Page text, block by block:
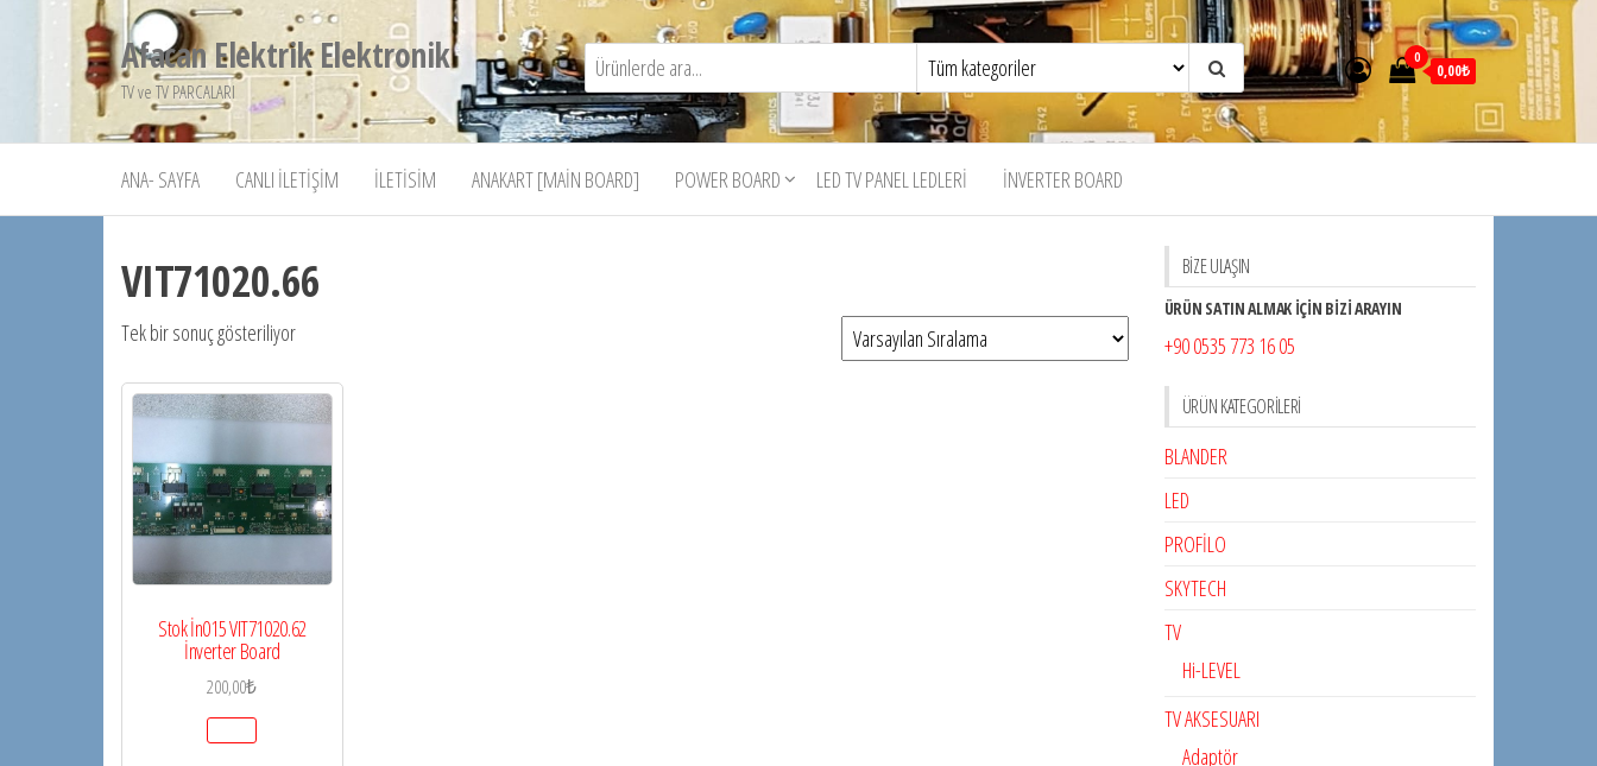
Afacan Elektrik Elektronik
TV ve TV PARCALARI
0
0,00₺
ANA- SAYFA CANLI İLETIŞIM İLETISIM ANAKART [MAIN BOARD] POWER BOARD LED TV PANEL LEDLERI İNVERTER BOARD
VIT71020.66
Tek bir sonuç gösteriliyor
Stok İn015 VIT71020.62
İnverter Board
200,00₺
BİZE ULAŞIN
ÜRÜN SATIN ALMAK İÇİN BİZİ ARAYIN
+90 0535 773 16 05
ÜRÜN KATEGORILERI
BLANDER
LED
PROFİLO
SKYTECH
TV
Hi-LEVEL
TV AKSESUARI
Adaptör